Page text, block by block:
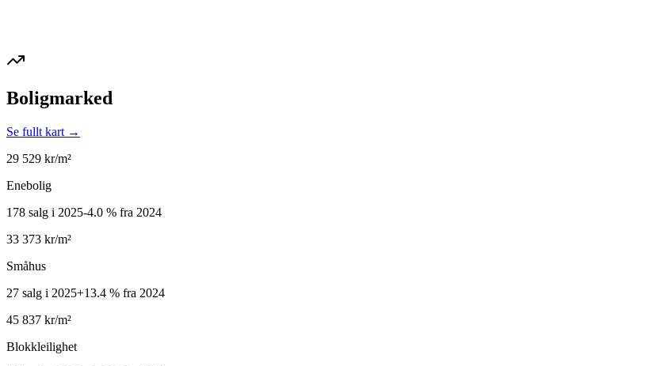
Boligmarked
Se fullt kart →
29 529 kr/m²
Enebolig
178 salg i 2025-4.0 % fra 2024
33 373 kr/m²
Småhus
27 salg i 2025+13.4 % fra 2024
45 837 kr/m²
Blokkleilighet